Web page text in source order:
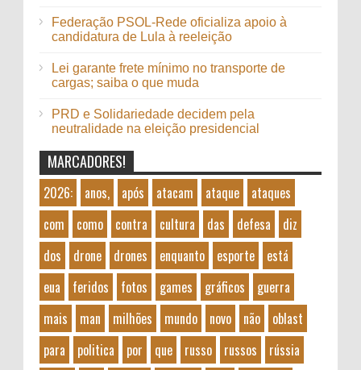
Federação PSOL-Rede oficializa apoio à
candidatura de Lula à reeleição
Lei garante frete mínimo no transporte de
cargas; saiba o que muda
PRD e Solidariedade decidem pela
neutralidade na eleição presidencial
MARCADORES!
2026: anos, após atacam ataque
ataques
com
como contra cultura das defesa
diz
dos
drone drones enquanto esporte
está
eua
feridos fotos games gráficos
guerra
mais
man milhões mundo novo não
oblast
para
politica por que russo russos rússia